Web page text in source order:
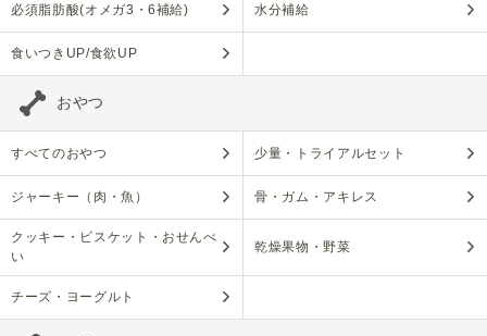
必須脂肪酸(オメガ3・6補給) 水分補給
食いつきUP/食欲UP
おやつ
すべてのおやつ 少量・トライアルセット
ジャーキー（肉・魚） 骨・ガム・アキレス
クッキー・ビスケット・おせんべ
い
乾燥果物・野菜
チーズ・ヨーグルト